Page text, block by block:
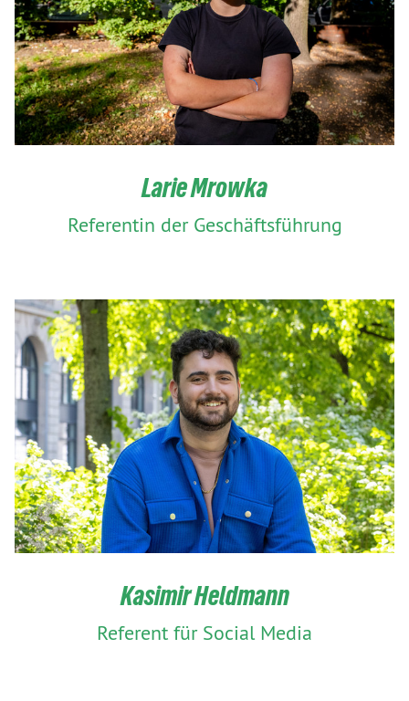
Larie Mrowka
Referentin der Geschäftsführung
Kasimir Heldmann
Referent für Social Media